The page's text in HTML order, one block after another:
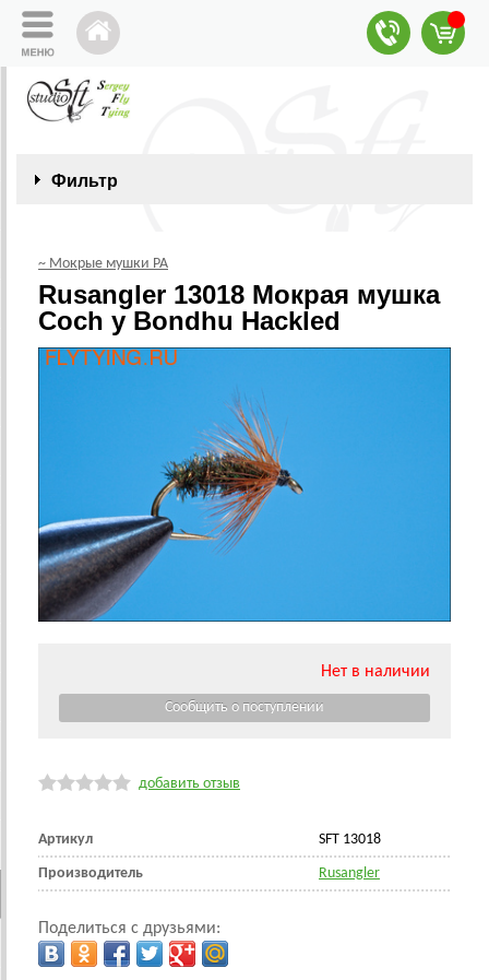
Фильтр
~ Мокрые мушки РА
Rusangler 13018 Мокрая мушка
Coch y Bondhu Hackled
Нет в наличии
добавить отзыв
Артикул SFT 13018
Производитель Rusangler
Поделиться с друзьями: